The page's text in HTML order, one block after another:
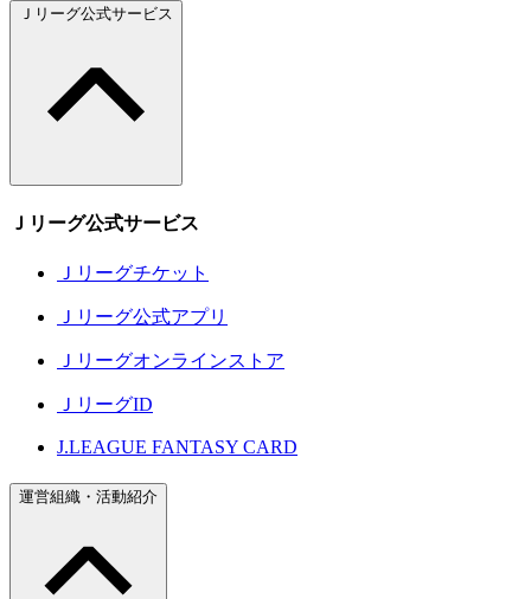
Ｊリーグ公式サービス
Ｊリーグ公式サービス
Ｊリーグチケット
Ｊリーグ公式アプリ
Ｊリーグオンラインストア
ＪリーグID
J.LEAGUE FANTASY CARD
運営組織・活動紹介